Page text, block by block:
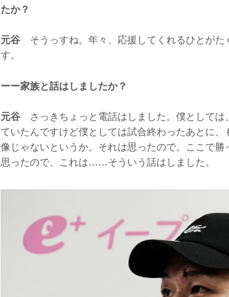
たか？
元谷 そうっすね。年々、応援してくれるひとがた
す。
ーー家族と話はしましたか？
元谷 さっきちょっと電話はしました。僕としては
ていたんですけど僕としては試合終わったあとに
像じゃないというか。それは思ったので。ここで
思ったので、これは……そういう話はしました。